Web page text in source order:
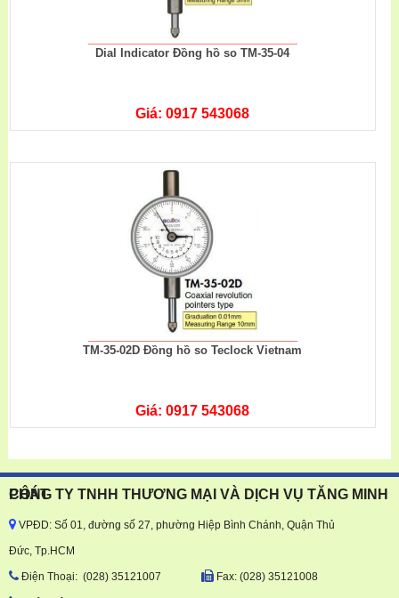
Dial Indicator Đồng hồ so TM-35-04
Giá: 0917 543068
TM-35-02D Đồng hồ so Teclock Vietnam
Giá: 0917 543068
CÔNG TY TNHH THƯƠNG MẠI VÀ DỊCH VỤ TĂNG MINH PHÁT
VPĐD: Số 01, đường số 27, phường Hiệp Bình Chánh, Quận Thủ
Đức, Tp.HCM
Ðiện Thoại: (028) 35121007 Fax: (028) 35121008